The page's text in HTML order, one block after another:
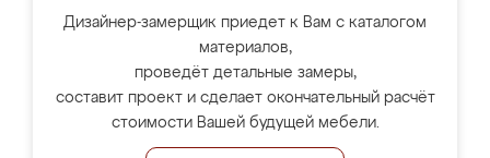
Дизайнер-замерщик приедет к Вам с каталогом
материалов,
проведёт детальные замеры,
составит проект и сделает окончательный расчёт
стоимости Вашей будущей мебели.